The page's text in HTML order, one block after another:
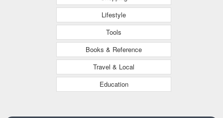
Lifestyle
Tools
Books & Reference
Travel & Local
Education